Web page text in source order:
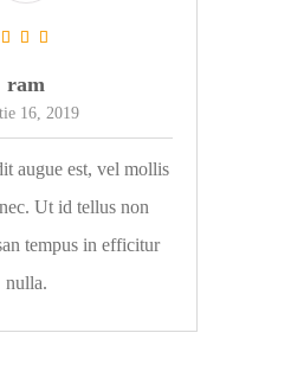
ram
16, 2019
augue est, vel mollis
Ut id tellus non
tempus in efficitur
nulla.